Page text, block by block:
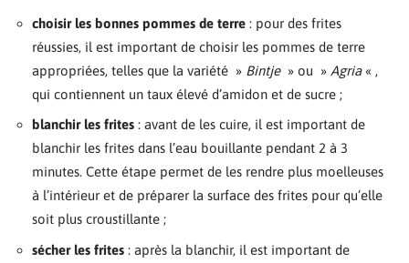
choisir les bonnes pommes de terre : pour des frites
réussies, il est important de choisir les pommes de terre
appropriées, telles que la variété » Bintje» ou » Agria« ,
qui contiennent un taux élevé d’amidon et de sucre ;
blanchir les frites : avant de les cuire, il est important de
blanchir les frites dans l’eau bouillante pendant 2 à 3
minutes. Cette étape permet de les rendre plus moelleuses
à l’intérieur et de préparer la surface des frites pour qu’elle
soit plus croustillante ;
sécher les frites : après la blanchir, il est important de